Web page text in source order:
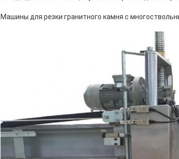
Машины для резки гранитного камня с